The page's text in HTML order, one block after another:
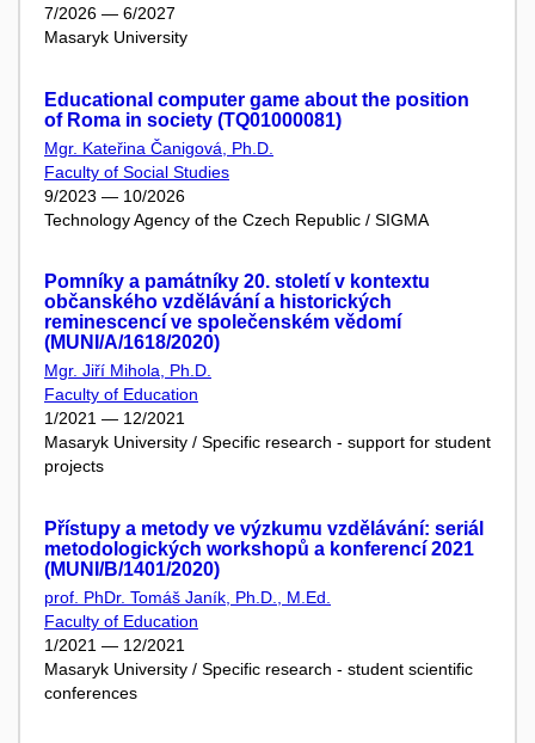
7/2026 — 6/2027
Masaryk University
Educational computer game about the position
of Roma in society (TQ01000081)
Mgr. Kateřina Čanigová, Ph.D.
Faculty of Social Studies
9/2023 — 10/2026
Technology Agency of the Czech Republic / SIGMA
Pomníky a památníky 20. století v kontextu
občanského vzdělávání a historických
reminescencí ve společenském vědomí
(MUNI/A/1618/2020)
Mgr. Jiří Mihola, Ph.D.
Faculty of Education
1/2021 — 12/2021
Masaryk University / Specific research - support for student
projects
Přístupy a metody ve výzkumu vzdělávání: seriál
metodologických workshopů a konferencí 2021
(MUNI/B/1401/2020)
prof. PhDr. Tomáš Janík, Ph.D., M.Ed.
Faculty of Education
1/2021 — 12/2021
Masaryk University / Specific research - student scientific
conferences